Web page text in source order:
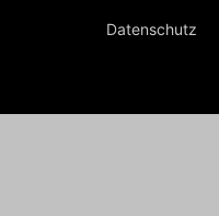
Datenschutz